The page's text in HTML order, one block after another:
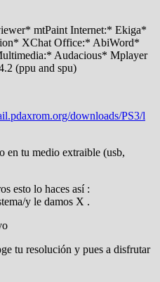
mtPaint Internet:* Ekiga*
XChat Office:* AbiWord*
Audacious* Mplayer
(ppu and spu)
downloads/PS3/l
en tu medio extraible (usb,
esto lo haces así :
y le damos X .
tu resolución y pues a disfrutar